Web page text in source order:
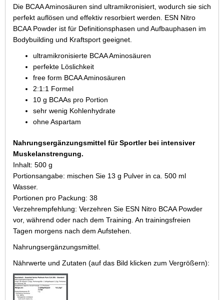
Die BCAA Aminosäuren sind ultramikronisiert, wodurch sie sich
perfekt auflösen und effektiv resorbiert werden. ESN Nitro
BCAA Powder ist für Definitionsphasen und Aufbauphasen im
Bodybuilding und Kraftsport geeignet.
ultramikronisierte BCAA Aminosäuren
perfekte Löslichkeit
free form BCAA Aminosäuren
2:1:1 Formel
10 g BCAAs pro Portion
sehr wenig Kohlenhydrate
ohne Aspartam
Nahrungsergänzungsmittel für Sportler bei intensiver
Muskelanstrengung.
Inhalt: 500 g
Portionsangabe: mischen Sie 13 g Pulver in ca. 500 ml
Wasser.
Portionen pro Packung: 38
Verzehrempfehlung: Verzehren Sie ESN Nitro BCAA Powder
vor, während oder nach dem Training. An trainingsfreien
Tagen morgens nach dem Aufstehen.
Nahrungsergänzungsmittel.
Nährwerte und Zutaten (auf das Bild klicken zum Vergrößern):